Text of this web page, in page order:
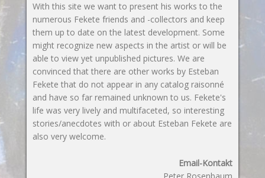
With this site we want to present his works to the
numerous Fekete friends and -collectors and keep
them up to date on the latest development. Some
might recognize new aspects in the artist or will be
able to view yet unpublished pictures. We are
convinced that there are other works by Esteban
Fekete that do not appear in any catalog raisonné
and have so far remained unknown to us. Fekete's
life was very lively and multifaceted, so interesting
stories/anecdotes with or about Esteban Fekete are
also very welcome.
Email-Kontakt